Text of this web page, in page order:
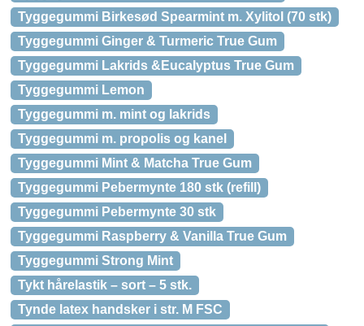
Tyggegummi Birkesød Spearmint m. Xylitol (70 stk)
Tyggegummi Ginger & Turmeric True Gum
Tyggegummi Lakrids &Eucalyptus True Gum
Tyggegummi Lemon
Tyggegummi m. mint og lakrids
Tyggegummi m. propolis og kanel
Tyggegummi Mint & Matcha True Gum
Tyggegummi Pebermynte 180 stk (refill)
Tyggegummi Pebermynte 30 stk
Tyggegummi Raspberry & Vanilla True Gum
Tyggegummi Strong Mint
Tykt hårelastik – sort – 5 stk.
Tynde latex handsker i str. M FSC